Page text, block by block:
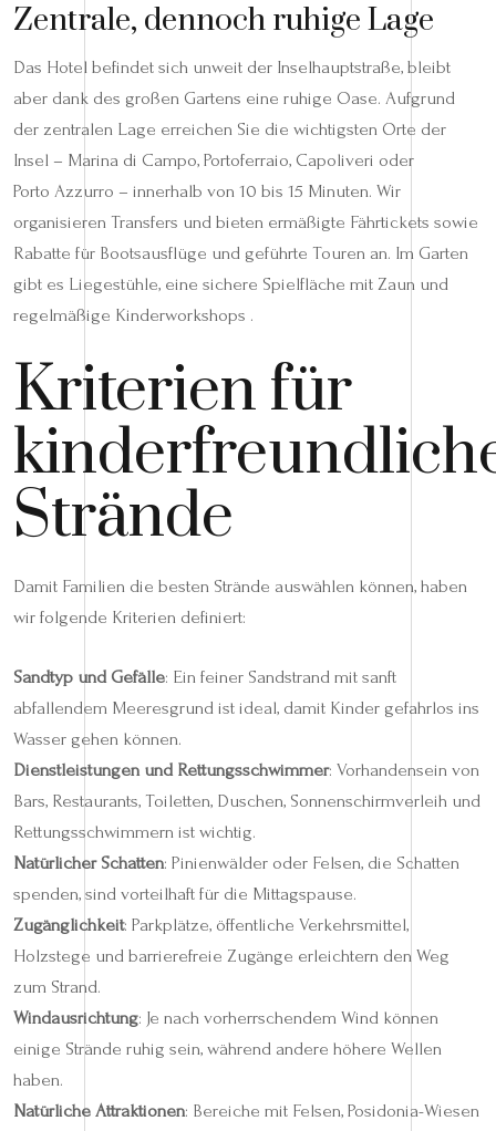
Zentrale, dennoch ruhige Lage
Das Hotel befindet sich unweit der Inselhauptstraße, bleibt
aber dank des großen Gartens eine ruhige Oase. Aufgrund
der zentralen Lage erreichen Sie die wichtigsten Orte der
Insel – Marina di Campo, Portoferraio, Capoliveri oder
Porto Azzurro – innerhalb von 10 bis 15 Minuten. Wir
organisieren Transfers und bieten ermäßigte Fährtickets sowie
Rabatte für Bootsausflüge und geführte Touren an. Im Garten
gibt es Liegestühle, eine sichere Spielfläche mit Zaun und
regelmäßige Kinderworkshops .
Kriterien für
Strände
Damit Familien die besten Strände auswählen können, haben
wir folgende Kriterien definiert:
Sandtyp und Gefälle: Ein feiner Sandstrand mit sanft
abfallendem Meeresgrund ist ideal, damit Kinder gefahrlos ins
Wasser gehen können.
Dienstleistungen und Rettungsschwimmer: Vorhandensein von
Bars, Restaurants, Toiletten, Duschen, Sonnenschirmverleih und
Rettungsschwimmern ist wichtig.
Natürlicher Schatten: Pinienwälder oder Felsen, die Schatten
spenden, sind vorteilhaft für die Mittagspause.
Zugänglichkeit: Parkplätze, öffentliche Verkehrsmittel,
Holzstege und barrierefreie Zugänge erleichtern den Weg
zum Strand.
Windausrichtung: Je nach vorherrschendem Wind können
einige Strände ruhig sein, während andere höhere Wellen
haben.
Natürliche Attraktionen: Bereiche mit Felsen, Posidonia-Wiesen